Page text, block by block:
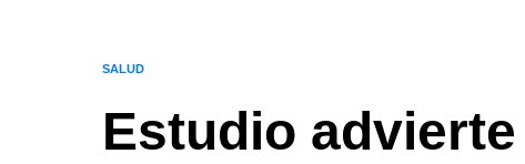
SALUD
Estudio